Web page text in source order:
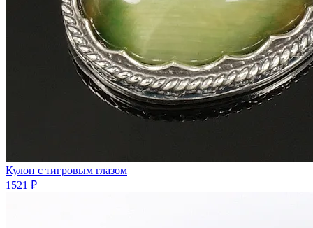
Кулон с тигровым глазом
1521 ₽